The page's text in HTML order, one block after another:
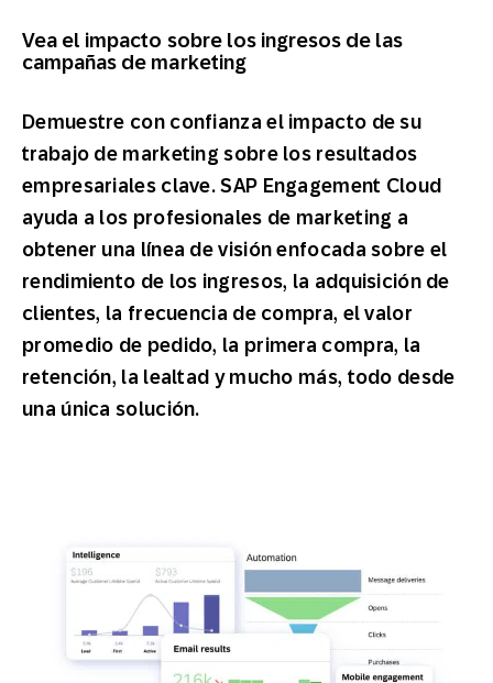
Vea el impacto sobre los ingresos de las
campañas de marketing
Demuestre con confianza el impacto de su
trabajo de marketing sobre los resultados
empresariales clave. SAP Engagement Cloud
ayuda a los profesionales de marketing a
obtener una línea de visión enfocada sobre el
rendimiento de los ingresos, la adquisición de
clientes, la frecuencia de compra, el valor
promedio de pedido, la primera compra, la
retención, la lealtad y mucho más, todo desde
una única solución.